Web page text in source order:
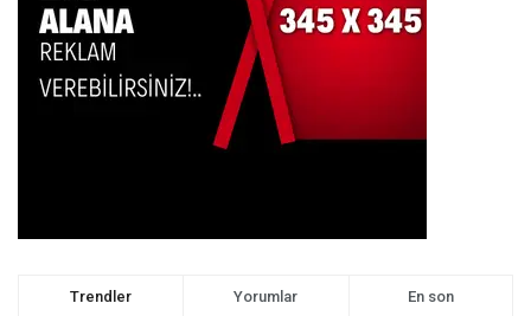
Trendler Yorumlar En son